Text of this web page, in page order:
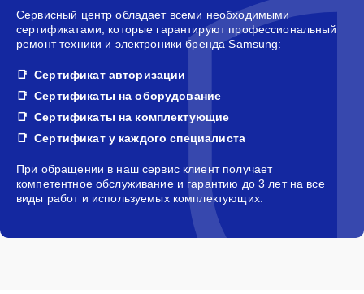
Сервисный центр обладает всеми необходимыми
сертификатами, которые гарантируют профессиональный
ремонт техники и электроники бренда Samsung:
Сертификат авторизации
Сертификаты на оборудование
Сертификаты на комплектующие
Сертификат у каждого специалиста
При обращении в наш сервис клиент получает
компетентное обслуживание и гарантию до 3 лет на все
виды работ и используемых комплектующих.